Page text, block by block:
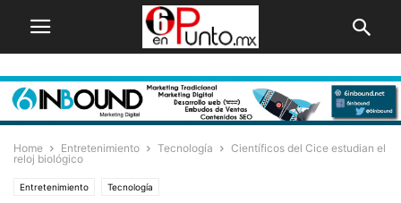
Home Entretenimiento Tecnología
Científicos del Cice estudian el
reloj biológico
Entretenimiento Tecnología